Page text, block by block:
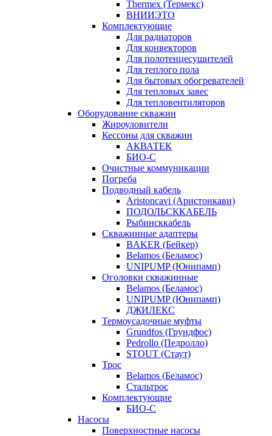
Thermex (Термекс)
ВНИИЭТО
Комплектующие
Для радиаторов
Для конвекторов
Для полотенцесушителей
Для теплого пола
Для бытовых обогревателей
Для тепловых завес
Для тепловентиляторов
Оборудование скважин
Жироуловители
Кессоны для скважин
АКВАТЕК
БИО-С
Очистные коммуникации
Погреба
Подводный кабель
Aristoncavi (Аристонкави)
ПОДОЛЬСККАБЕЛЬ
Рыбинсккабель
Скважинные адаптеры
BAKER (Бейкер)
Belamos (Беламос)
UNIPUMP (Юнипамп)
Оголовки скважинные
Belamos (Беламос)
UNIPUMP (Юнипамп)
ДЖИЛЕКС
Термоусадочные муфты
Grundfos (Грундфос)
Pedrollo (Педролло)
STOUT (Стаут)
Трос
Belamos (Беламос)
Стальтрос
Комплектующие
БИО-С
Насосы
Поверхностные насосы